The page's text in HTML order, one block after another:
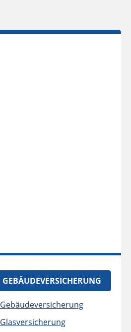
GEBÄUDEVERSICHERUNG
Gebäudeversicherung
Glasversicherung